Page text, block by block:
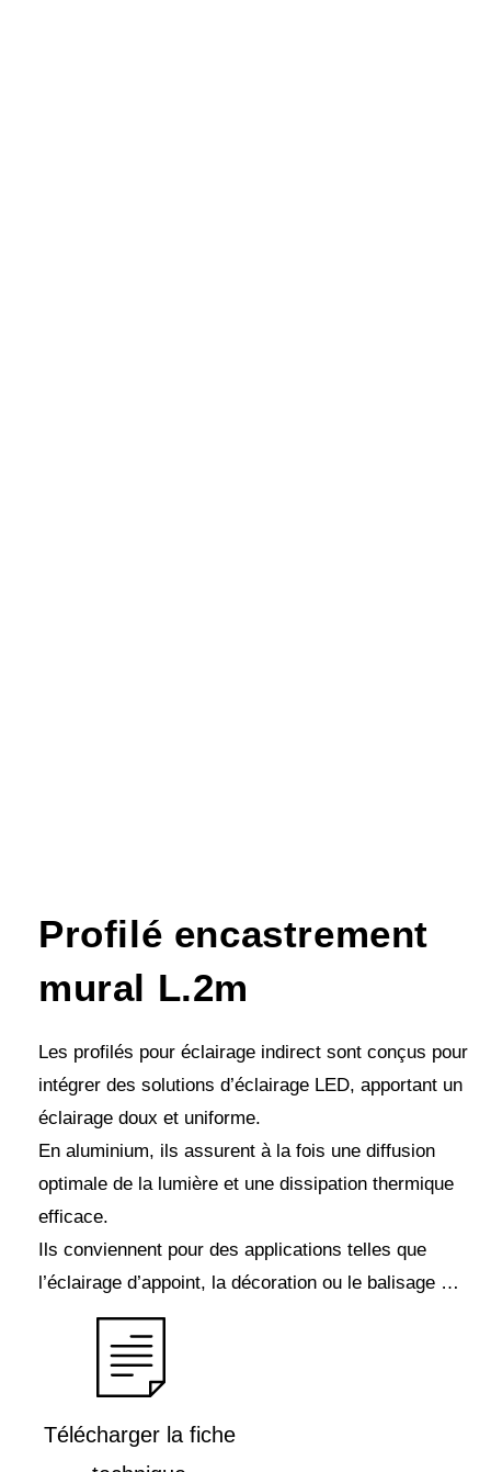
Profilé encastrement
mural L.2m
Les profilés pour éclairage indirect sont conçus pour
intégrer des solutions d’éclairage LED, apportant un
éclairage doux et uniforme.
En aluminium, ils assurent à la fois une diffusion
optimale de la lumière et une dissipation thermique
efficace.
Ils conviennent pour des applications telles que
l’éclairage d’appoint, la décoration ou le balisage …
Télécharger la fiche